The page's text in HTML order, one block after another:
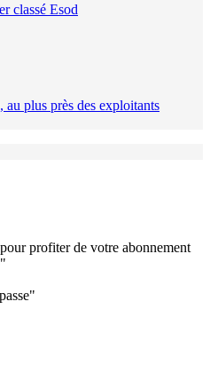
classé Esod
au plus près des exploitants
profiter de votre abonnement